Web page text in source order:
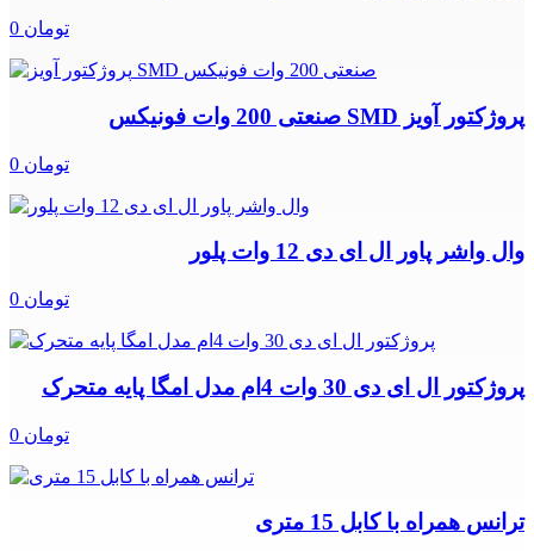
0 تومان
پروژکتور آویز SMD صنعتی 200 وات فونیکس
0 تومان
وال واشر پاور ال ای دی 12 وات پلور
0 تومان
پروژکتور ال ای دی 30 وات 4ام مدل امگا پایه متحرک
0 تومان
ترانس همراه با کابل 15 متری